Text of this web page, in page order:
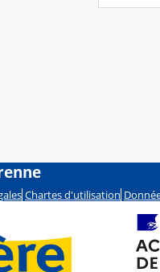
Chartes d'utilisation